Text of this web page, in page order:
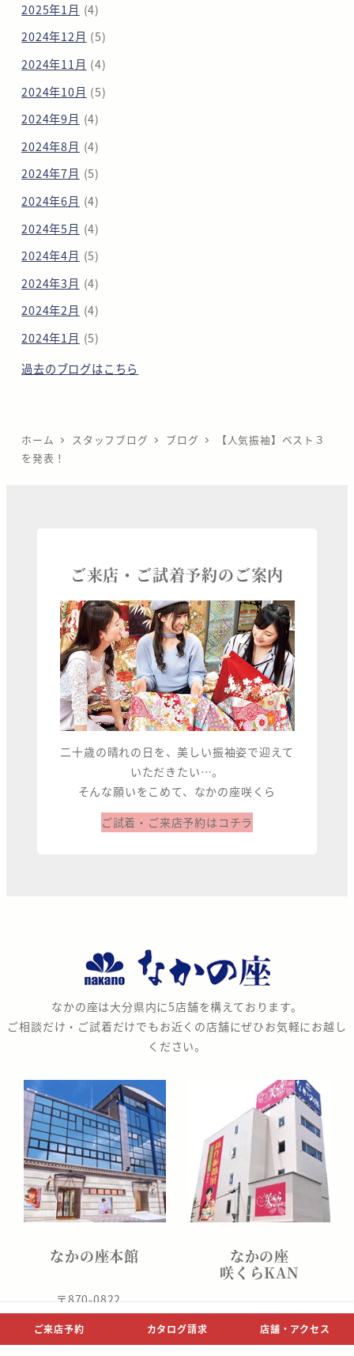
2025年1月 (4)
2024年12月 (5)
2024年11月 (4)
2024年10月 (5)
2024年9月 (4)
2024年8月 (4)
2024年7月 (5)
2024年6月 (4)
2024年5月 (4)
2024年4月 (5)
2024年3月 (4)
2024年2月 (4)
2024年1月 (5)
過去のブログはこちら
ホーム スタッフブログ ブログ
【人気振袖】ベスト３
を発表！
ご来店・ご試着予約のご案内
二十歳の晴れの日を、美しい振袖姿で迎えて
いただきたい…。
そんな願いをこめて、なかの座咲くら
ご試着・ご来店予約はコチラ
座
なかの座は大分県内に5店舗を構えております。
ご相談だけ・ご試着だけでもお近くの店舗にぜひお気軽にお越し
ください。
なかの座本館
〒870-0822
TEL 097-544-0308
なかの座
咲くらKAN
〒870-0822
大分市大道町1丁目4-1
ご来店予約 カタログ請求 店舗・アクセス